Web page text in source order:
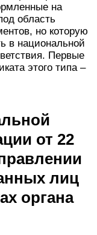
на
область
но которую
в национальной
Первые
этого типа –
от 22
лиц
органа